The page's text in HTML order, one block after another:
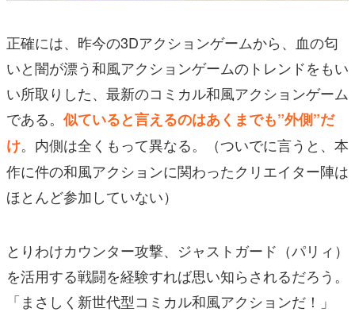
正確には、昨今の3Dアクションゲームから、血の匂
いと闇が漂う和風アクションゲームのトレンドをもい
い所取りした、最新のコミカル和風アクションゲーム
である。 似ていると言えるのはあくまでも”外側”だ
け。内側は全くもって異なる。（ついでに言うと、本
作に件の和風アクションに関わったクリエイター陣は
ほとんど参加していない）
とりわけカウンター攻撃、ジャストガード（パリィ）
を活用する戦闘を経験すれば思い知らされるだろう。
「まさしく新世代型コミカル和風アクションだ！」